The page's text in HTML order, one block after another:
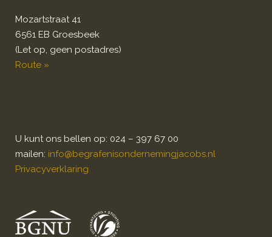
Mozartstraat 41
6561 EB Groesbeek
(Let op, geen postadres)
Route »
U kunt ons bellen op: 024 – 397 67 00
mailen: info@begrafenisondernemingjacobs.nl
Privacyverklaring